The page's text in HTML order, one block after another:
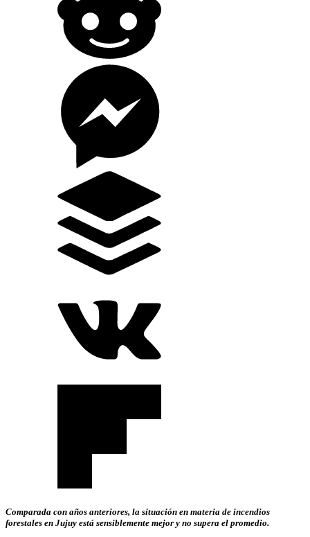
Comparada con años anteriores, la situación en materia de incendios
forestales en Jujuy está sensiblemente mejor y no supera el promedio.